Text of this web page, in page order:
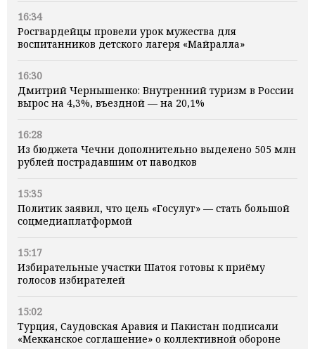
16:34
Росгвардейцы провели урок мужества для
воспитанников детского лагеря «Майралла»
16:30
Дмитрий Чернышенко: Внутренний туризм в России
вырос на 4,3%, въездной — на 20,1%
16:28
Из бюджета Чечни дополнительно выделено 505 млн
рублей пострадавшим от паводков
15:35
Политик заявил, что цель «Госулуг» — стать большой
соцмедиаплатформой
15:17
Избирательные участки Шатоя готовы к приёму
голосов избирателей
15:02
Турция, Саудовская Аравия и Пакистан подписали
«Мекканское соглашение» о коллективной обороне